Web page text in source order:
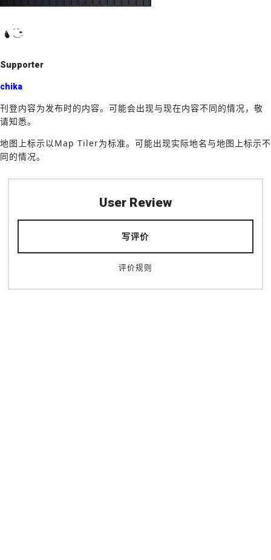
Supporter
chika
刊登内容为发布时的内容。可能会出现与现在内容不同的情况，敬
请知悉。
地图上标示以Map Tiler为标准。可能出现实际地名与地图上标示不
同的情况。
User Review
写评价
评价规则